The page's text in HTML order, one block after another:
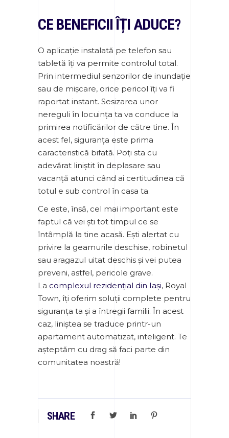
CE BENEFICII ÎȚI ADUCE?
O aplicație instalată pe telefon sau
tabletă îți va permite controlul total.
Prin intermediul senzorilor de inundație
sau de mișcare, orice pericol îți va fi
raportat instant. Sesizarea unor
nereguli în locuința ta va conduce la
primirea notificărilor de către tine. În
acest fel, siguranța este prima
caracteristică bifată. Poți sta cu
adevărat liniștit în deplasare sau
vacanță atunci când ai certitudinea că
totul e sub control în casa ta.
Ce este, însă, cel mai important este
faptul că vei ști tot timpul ce se
întâmplă la tine acasă. Ești alertat cu
privire la geamurile deschise, robinetul
sau aragazul uitat deschis și vei putea
preveni, astfel, pericole grave.
La complexul rezidențial din Iași, Royal
Town, îți oferim soluții complete pentru
siguranța ta și a întregii familii. În acest
caz, liniștea se traduce printr-un
apartament automatizat, inteligent. Te
așteptăm cu drag să faci parte din
comunitatea noastră!
SHARE